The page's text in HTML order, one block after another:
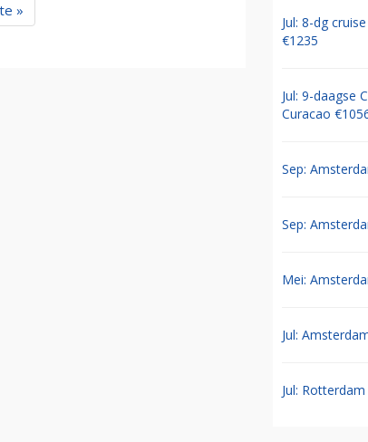
»
Jul: 8-dg
€1235
Jul: 9-daagse
Curacao
Sep:
Sep:
Mei:
Jul:
Jul: